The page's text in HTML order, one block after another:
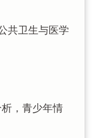
共卫生与医学
，青少年情